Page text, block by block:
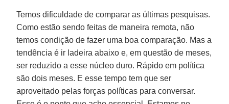
Temos dificuldade de comparar as últimas pesquisas.
Como estão sendo feitas de maneira remota, não
temos condição de fazer uma boa comparação. Mas a
tendência é ir ladeira abaixo e, em questão de meses,
ser reduzido a esse núcleo duro. Rápido em política
são dois meses. E esse tempo tem que ser
aproveitado pelas forças políticas para conversar.